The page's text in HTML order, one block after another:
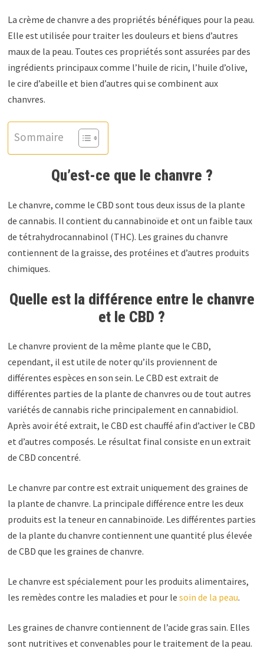
La crème de chanvre a des propriétés bénéfiques pour la peau.
Elle est utilisée pour traiter les douleurs et biens d’autres
maux de la peau. Toutes ces propriétés sont assurées par des
ingrédients principaux comme l’huile de ricin, l’huile d’olive,
le cire d’abeille et bien d’autres qui se combinent aux
chanvres.
Sommaire
Qu’est-ce que le chanvre ?
Le chanvre, comme le CBD sont tous deux issus de la plante
de cannabis. Il contient du cannabinoïde et ont un faible taux
de tétrahydrocannabinol (THC). Les graines du chanvre
contiennent de la graisse, des protéines et d’autres produits
chimiques.
Quelle est la différence entre le chanvre
et le CBD ?
Le chanvre provient de la même plante que le CBD,
cependant, il est utile de noter qu’ils proviennent de
différentes espèces en son sein. Le CBD est extrait de
différentes parties de la plante de chanvres ou de tout autres
variétés de cannabis riche principalement en cannabidiol.
Après avoir été extrait, le CBD est chauffé afin d’activer le CBD
et d’autres composés. Le résultat final consiste en un extrait
de CBD concentré.
Le chanvre par contre est extrait uniquement des graines de
la plante de chanvre. La principale différence entre les deux
produits est la teneur en cannabinoïde. Les différentes parties
de la plante du chanvre contiennent une quantité plus élevée
de CBD que les graines de chanvre.
Le chanvre est spécialement pour les produits alimentaires,
les remèdes contre les maladies et pour lesoin de la peau.
Les graines de chanvre contiennent de l’acide gras sain. Elles
sont nutritives et convenables pour le traitement de la peau.